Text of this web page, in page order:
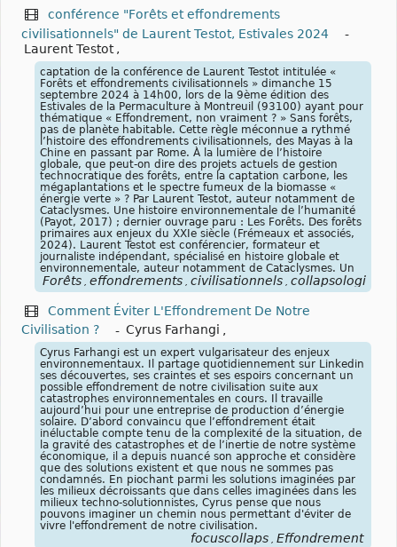
conférence "Forêts et effondrements
civilisationnels" de Laurent Testot, Estivales 2024
-
Laurent Testot ,
captation de la conférence de Laurent Testot intitulée «
Forêts et effondrements civilisationnels » dimanche 15
septembre 2024 à 14h00, lors de la 9ème édition des
Estivales de la Permaculture à Montreuil (93100) ayant pour
thématique « Effondrement, non vraiment ? » Sans forêts,
pas de planète habitable. Cette règle méconnue a rythmé
l’histoire des effondrements civilisationnels, des Mayas à la
Chine en passant par Rome. À la lumière de l’histoire
globale, que peut-on dire des projets actuels de gestion
technocratique des forêts, entre la captation carbone, les
mégaplantations et le spectre fumeux de la biomasse «
énergie verte » ? Par Laurent Testot, auteur notamment de
Cataclysmes. Une histoire environnementale de l’humanité
(Payot, 2017) ; dernier ouvrage paru : Les Forêts. Des forêts
primaires aux enjeux du XXIe siècle (Frémeaux et associés,
2024). Laurent Testot est conférencier, formateur et
journaliste indépendant, spécialisé en histoire globale et
environnementale, auteur notamment de Cataclysmes. Un
Forêts effondrements civilisationnels collapsologie
Comment Éviter L'Effondrement De Notre
Civilisation ?
- Cyrus Farhangi ,
Cyrus Farhangi est un expert vulgarisateur des enjeux
environnementaux. Il partage quotidiennement sur Linkedin
ses découvertes, ses craintes et ses espoirs concernant un
possible effondrement de notre civilisation suite aux
catastrophes environnementales en cours. Il travaille
aujourd’hui pour une entreprise de production d’énergie
solaire. D’abord convaincu que l’effondrement était
inéluctable compte tenu de la complexité de la situation, de
la gravité des catastrophes et de l’inertie de notre système
économique, il a depuis nuancé son approche et considère
que des solutions existent et que nous ne sommes pas
condamnés. En piochant parmi les solutions imaginées par
les milieux décroissants que dans celles imaginées dans les
milieux techno-solutionnistes, Cyrus pense que nous
pouvons imaginer un chemin nous permettant d'éviter de
vivre l'effondrement de notre civilisation.
focuscollaps , Effondrement